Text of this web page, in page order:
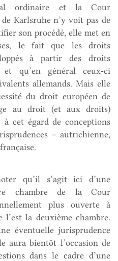
ordinaire et la Cour
Karlsruhe n’y voit pas de
son procédé, elle met en
le fait que les droits
à partir des droits
et qu’en général ceux-ci
allemands. Mais elle
du droit européen de
au droit (et aux droits)
cet égard de conceptions
– autrichienne,
qu’il s’agit ici d’une
chambre de la Cour
plus ouverte à
l’est la deuxième chambre.
éventuelle jurisprudence
aura bientôt l’occasion de
dans le cadre d’une